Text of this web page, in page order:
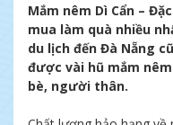
Mắm nêm Dì Cẩn –
mua làm quà nhiều
du lịch đến Đà Nẵng
được vài hũ mắm
bè, người thân.